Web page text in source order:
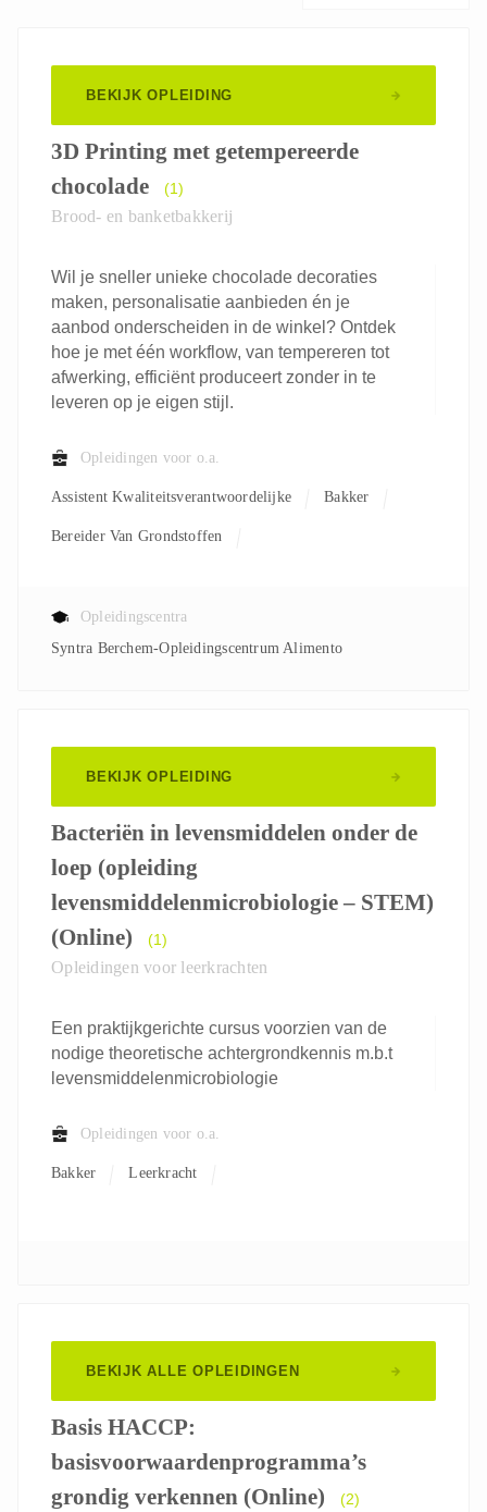
BEKIJK OPLEIDING
3D Printing met getempereerde
chocolade
(1)
Brood- en banketbakkerij
Wil je sneller unieke chocolade decoraties
maken, personalisatie aanbieden én je
aanbod onderscheiden in de winkel? Ontdek
hoe je met één workflow, van tempereren tot
afwerking, efficiënt produceert zonder in te
leveren op je eigen stijl.
Opleidingen voor o.a.
Assistent Kwaliteitsverantwoordelijke Bakker
Bereider Van Grondstoffen
Processoperator
Verantwoordelijke Productie Verpakkingsoperator
Opleidingscentra
Syntra Berchem-Opleidingscentrum Alimento
BEKIJK OPLEIDING
Bacteriën in levensmiddelen onder de
loep (opleiding
levensmiddelenmicrobiologie – STEM)
(Online)
(1)
Opleidingen voor leerkrachten
Een praktijkgerichte cursus voorzien van de
nodige theoretische achtergrondkennis m.b.t
levensmiddelenmicrobiologie
Opleidingen voor o.a.
Bakker Leerkracht
BEKIJK ALLE OPLEIDINGEN
Basis HACCP:
basisvoorwaardenprogramma’s
grondig verkennen (Online)
(2)